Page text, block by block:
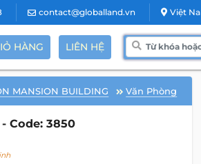
contact@globalland.vn Việt
HÀNG LIÊN HỆ
MANSION BUILDING Văn Phòng
Code: 3850